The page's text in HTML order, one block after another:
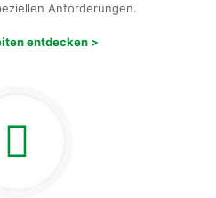
Anforderungen.
entdecken >